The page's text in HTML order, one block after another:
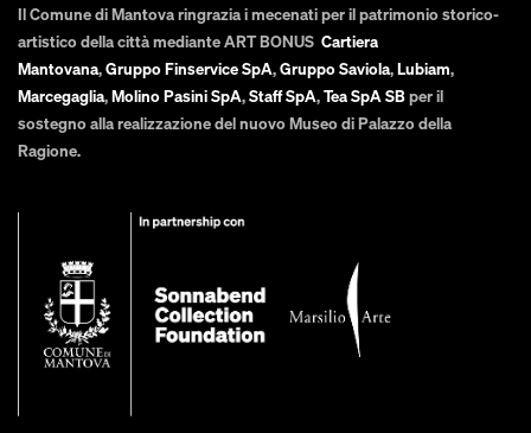
Il Comune di Mantova ringrazia i mecenati per il patrimonio storico-
artistico della città mediante ART BONUS Cartiera
Mantovana,Gruppo Finservice SpA,Gruppo Saviola,Lubiam,
Marcegaglia,Molino Pasini SpA,Staff SpA,Tea SpA SBper il
sostegno alla realizzazione del nuovo Museo di Palazzo della
Ragione.